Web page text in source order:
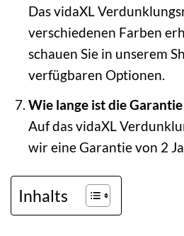
Das vidaXL
verschiedenen Farben
schauen Sie in unserem
verfügbaren Optionen.
Wie lange ist die
Auf das vidaXL
wir eine Garantie von 2
Inhalts